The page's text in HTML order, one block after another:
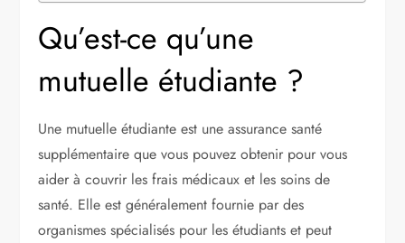
Qu’est-ce qu’une
mutuelle étudiante ?
Une mutuelle étudiante est une assurance santé
supplémentaire que vous pouvez obtenir pour vous
aider à couvrir les frais médicaux et les soins de
santé. Elle est généralement fournie par des
organismes spécialisés pour les étudiants et peut